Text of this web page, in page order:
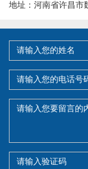
地址：河南省许昌市